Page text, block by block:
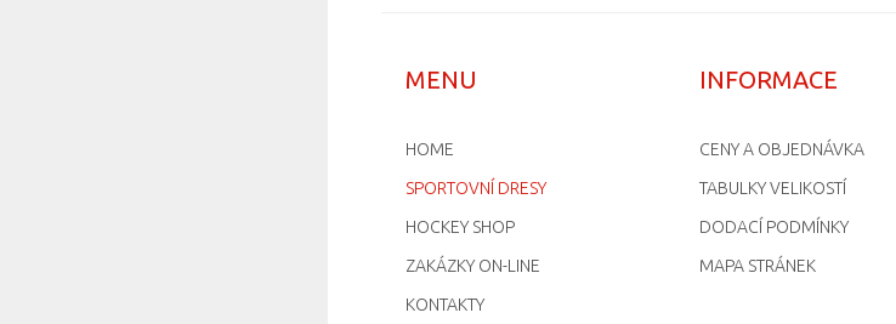
MENU
HOME
SPORTOVNÍ DRESY
HOCKEY SHOP
ZAKÁZKY ON-LINE
KONTAKTY
INFORMACE
CENY A OBJEDNÁVKA
TABULKY VELIKOSTÍ
DODACÍ PODMÍNKY
MAPA STRÁNEK